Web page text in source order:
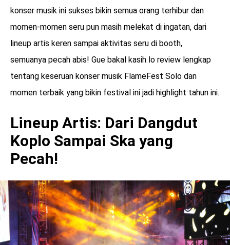
menarik
konser musik ini sukses bikin semua orang terhibur dan
momen-momen seru pun masih melekat di ingatan, dari
lineup artis keren sampai aktivitas seru di booth,
semuanya pecah abis! Gue bakal kasih lo review lengkap
tentang keseruan konser musik FlameFest Solo dan
momen terbaik yang bikin festival ini jadi highlight tahun ini.
Lineup Artis: Dari Dangdut
Koplo Sampai Ska yang
Pecah!